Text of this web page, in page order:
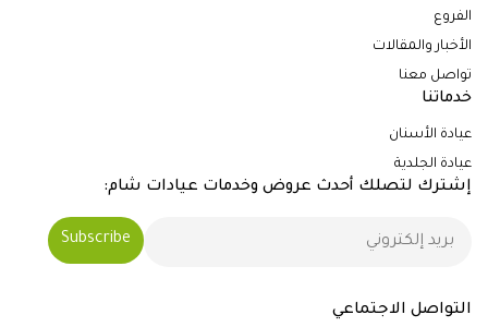
الفروع
الأخبار والمقالات
تواصل معنا
خدماتنا
عيادة الأسنان
عيادة الجلدية
إشترك لتصلك أحدث عروض وخدمات عيادات شام:
التواصل الاجتماعي